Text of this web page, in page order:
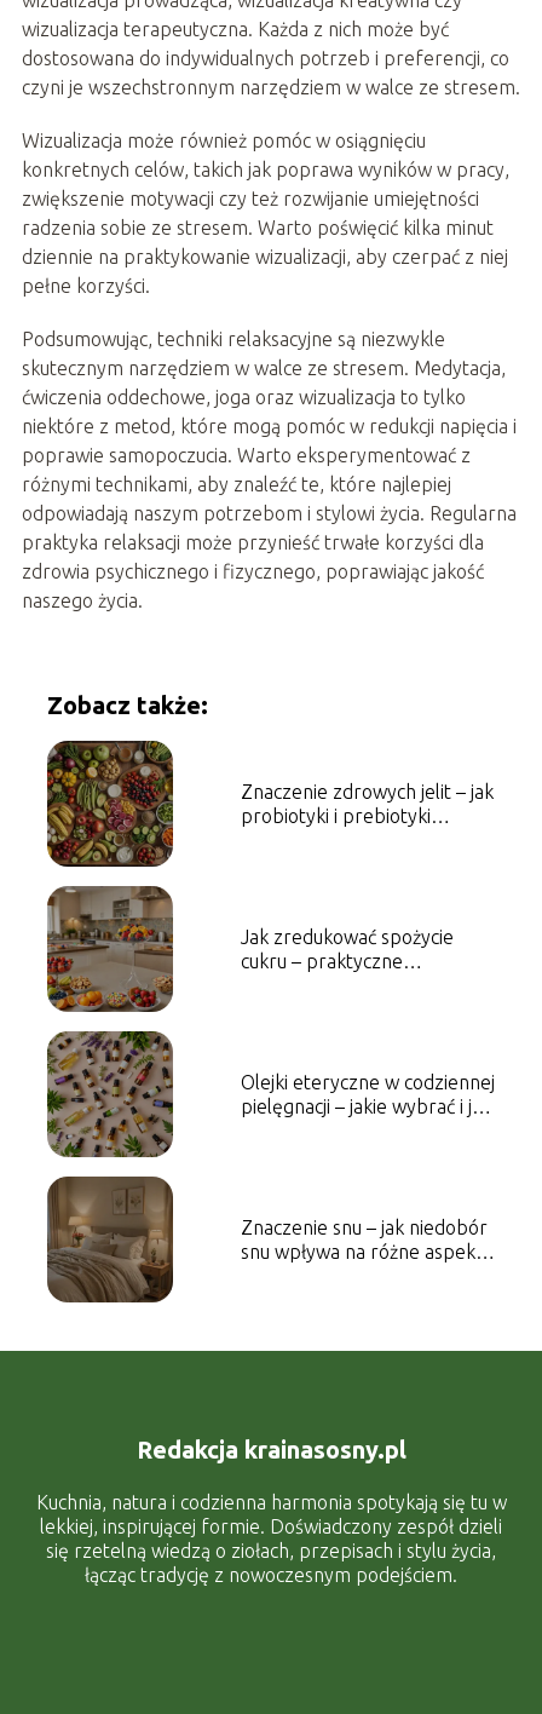
wizualizacja terapeutyczna. Każda z nich może być
dostosowana do indywidualnych potrzeb i preferencji, co
czyni je wszechstronnym narzędziem w walce ze stresem.
Wizualizacja może również pomóc w osiągnięciu
konkretnych celów, takich jak poprawa wyników w pracy,
zwiększenie motywacji czy też rozwijanie umiejętności
radzenia sobie ze stresem. Warto poświęcić kilka minut
dziennie na praktykowanie wizualizacji, aby czerpać z niej
pełne korzyści.
Podsumowując, techniki relaksacyjne są niezwykle
skutecznym narzędziem w walce ze stresem. Medytacja,
ćwiczenia oddechowe, joga oraz wizualizacja to tylko
niektóre z metod, które mogą pomóc w redukcji napięcia i
poprawie samopoczucia. Warto eksperymentować z
różnymi technikami, aby znaleźć te, które najlepiej
odpowiadają naszym potrzebom i stylowi życia. Regularna
praktyka relaksacji może przynieść trwałe korzyści dla
zdrowia psychicznego i fizycznego, poprawiając jakość
naszego życia.
Zobacz także:
Znaczenie zdrowych jelit – jak
probiotyki i prebiotyki
Jak zredukować spożycie
cukru – praktyczne
Olejki eteryczne w codziennej
pielęgnacji – jakie wybrać i jak
Znaczenie snu – jak niedobór
snu wpływa na różne aspekty
Redakcja krainasosny.pl
Kuchnia, natura i codzienna harmonia spotykają się tu w
lekkiej, inspirującej formie. Doświadczony zespół dzieli
się rzetelną wiedzą o ziołach, przepisach i stylu życia,
łącząc tradycję z nowoczesnym podejściem.